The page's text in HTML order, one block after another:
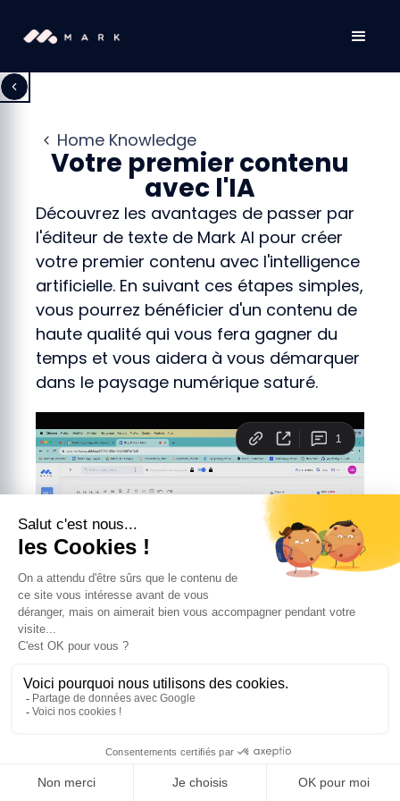
Home Knowledge
Votre premier contenu
avec l'IA
Découvrez les avantages de passer par
l'éditeur de texte de Mark AI pour créer
votre premier contenu avec l'intelligence
artificielle. En suivant ces étapes simples,
vous pourrez bénéficier d'un contenu de
haute qualité qui vous fera gagner du
temps et vous aidera à vous démarquer
dans le paysage numérique saturé.